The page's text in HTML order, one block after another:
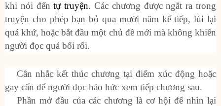
khi nói đếntự truyện. Các chương được ngắt ra trong
truyện cho phép bạn bỏ qua mười năm kế tiếp, lùi lại
quá khứ, hoặc bắt đầu một chủ đề mới mà không khiến
người đọc quá bối rối.
Cân nhắc kết thúc chương tại điểm xúc động hoặc
gay cấn để người đọc háo hức xem tiếp chương sau.
Phần mở đầu của các chương là cơ hội để nhìn lại